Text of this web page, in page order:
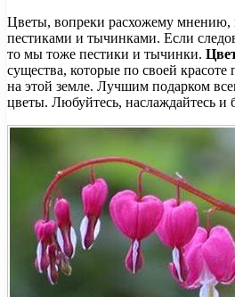
Цветы, вопреки расхожему мнению,
пестиками и тычинками. Если
то мы тоже пестики и тычинки.
существа, которые по своей красоте
на этой земле. Лучшим подарком
цветы. Любуйтесь, наслаждайтесь и